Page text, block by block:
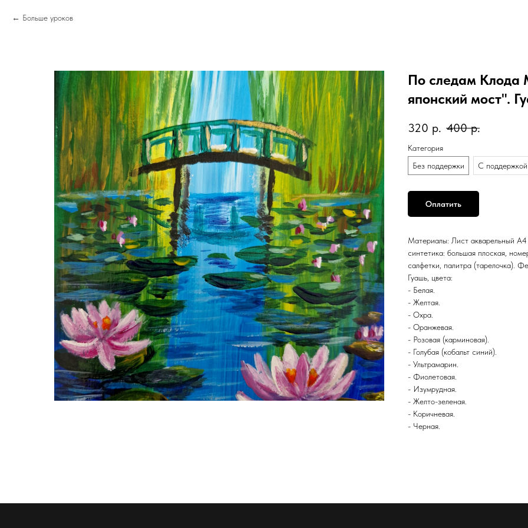
Больше уроков
По следам Клода
японский мост".
320 р. 400 р.
Категория
Без поддержки
С поддержкой
Оплатить
Материалы: Лист акварельный
синтетика: большая плоская,
салфетки, палитра (тарелочка).
Гуашь, цвета:
- Белая.
- Желтая.
- Охра.
- Оранжевая.
- Розовая (карминовая).
- Голубая (кобальт синий).
- Ультрамарин.
- Фиолетовая.
- Изумрудная.
- Желто-зеленая.
- Коричневая.
- Черная.